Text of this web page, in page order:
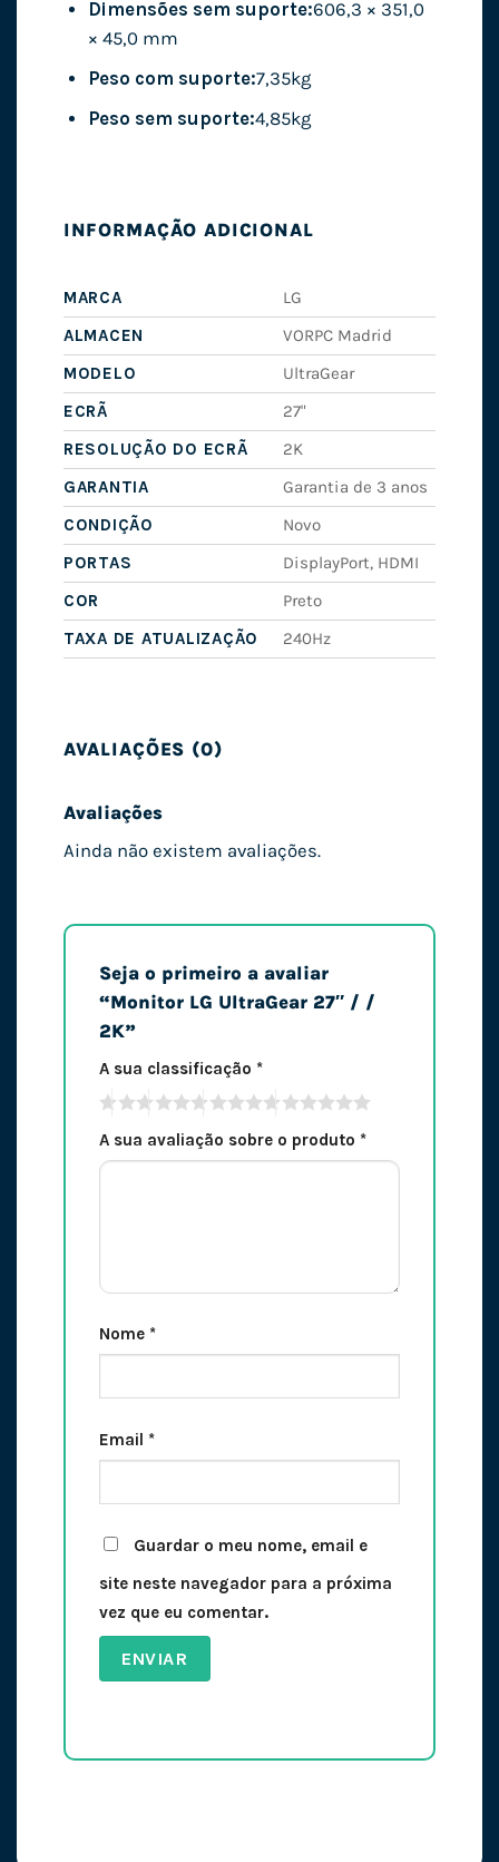
Dimensões sem suporte:606,3 × 351,0
× 45,0 mm
Peso com suporte:7,35kg
Peso sem suporte:4,85kg
INFORMAÇÃO ADICIONAL
MARCA
LG
ALMACEN
VORPC Madrid
MODELO
UltraGear
ECRÃ
27"
RESOLUÇÃO DO ECRÃ
2K
GARANTIA
Garantia de 3 anos
CONDIÇÃO
Novo
PORTAS
DisplayPort, HDMI
COR
Preto
TAXA DE ATUALIZAÇÃO
240Hz
AVALIAÇÕES (0)
Avaliações
Ainda não existem avaliações.
Seja o primeiro a avaliar
“Monitor LG UltraGear 27″ / /
2K”
A sua classificação *
A sua avaliação sobre o produto *
Nome *
Email *
Guardar o meu nome, email e
site neste navegador para a próxima
vez que eu comentar.